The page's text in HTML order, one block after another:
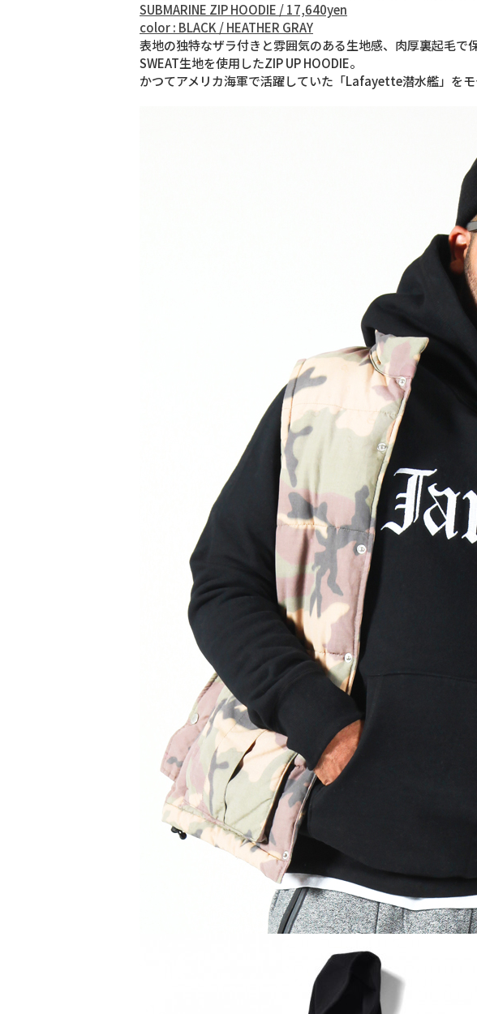
SUBMARINE ZIP HOODIE / 17,640yen
color : BLACK / HEATHER GRAY
表地の独特なザラ付きと雰囲気のある生地感、肉厚裏起毛で
SWEAT生地を使用したZIP UP HOODIE。
かつてアメリカ海軍で活躍していた「Lafayette潜水艦」を